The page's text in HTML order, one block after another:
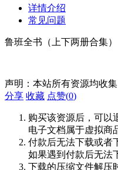
详情介绍
常见问题
鲁班全书（上下两册合集）
声明：本站所有资源均收
分享 收藏 点赞(0)
购买该资源后，可以
电子文档属于虚拟商
付款后无法下载或者
如果遇到付款后无法
下载的压缩文件解压